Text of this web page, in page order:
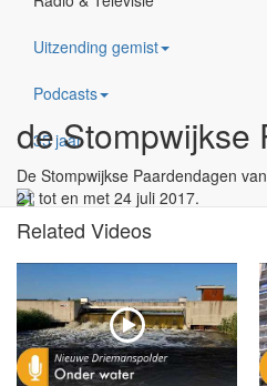
Uitzending gemist
Podcasts
35 jaar
de Stompwijkse
De Stompwijkse Paardendagen
21 tot en met 24 juli 2017.
Related Videos